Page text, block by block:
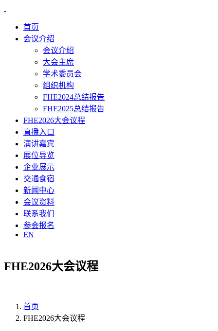
首页
会议介绍
会议介绍
大会主席
学术委员会
组织机构
FHE2024总结报告
FHE2025总结报告
FHE2026大会议程
直播入口
演讲嘉宾
展位导览
企业展示
交通食宿
新闻中心
会议资料
联系我们
参会报名
EN
FHE2026大会议程
首页
FHE2026大会议程